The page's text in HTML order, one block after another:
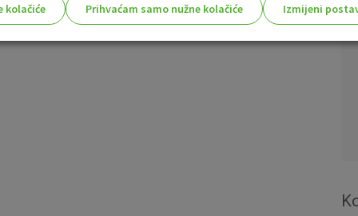
kolačiće Prihvaćam samo nužne kolačiće
Izmijeni
Nužni (tehnički) kolačići - uvijek
radnje koje uključuju zahtjev za uslugama, kao
preglednik možete postaviti da blokira te
njima, ali u tom slučaju neki dijelovi stranice